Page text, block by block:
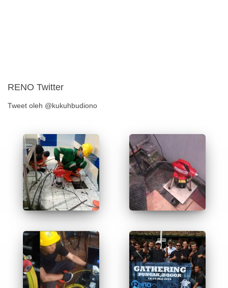
RENO Twitter
Tweet oleh @kukuhbudiono